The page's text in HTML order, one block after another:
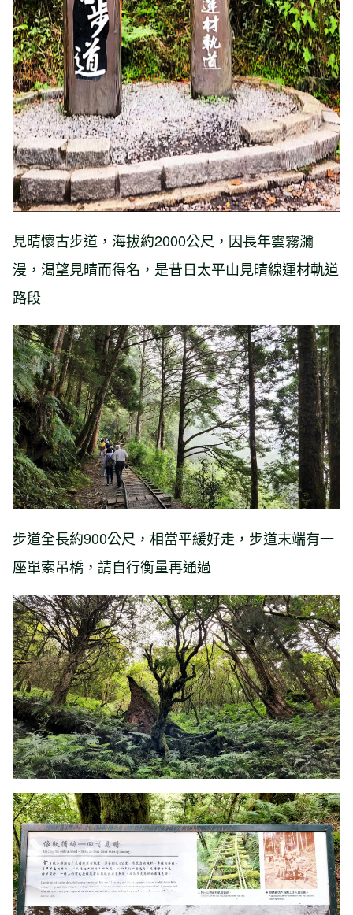
見晴懷古步道，海拔約2000公尺，因長年雲霧瀰
漫，渴望見晴而得名，是昔日太平山見晴線運材軌道
路段
步道全長約900公尺，相當平緩好走，步道末端有一
座單索吊橋，請自行衡量再通過